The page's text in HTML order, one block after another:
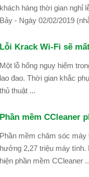
khách hàng thời gian nghỉ
Bảy - Ngày 02/02/2019
Lỗi Krack Wi-Fi sẽ
Một lỗ hổng nguy hiểm
lao đao. Thời gian khắc
thủ thuật ...
Phần mềm CCleaner
Phần mềm chăm sóc máy
hưởng 2,27 triệu máy tính.
hiện phần mềm CCleaner